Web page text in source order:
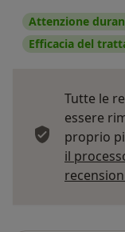
Attenzione
Efficacia del
Tutte le
essere
proprio
il